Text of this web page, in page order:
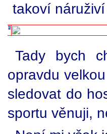
takoví
Tady bych
opravdu
sledovat do
sportu věnuji,